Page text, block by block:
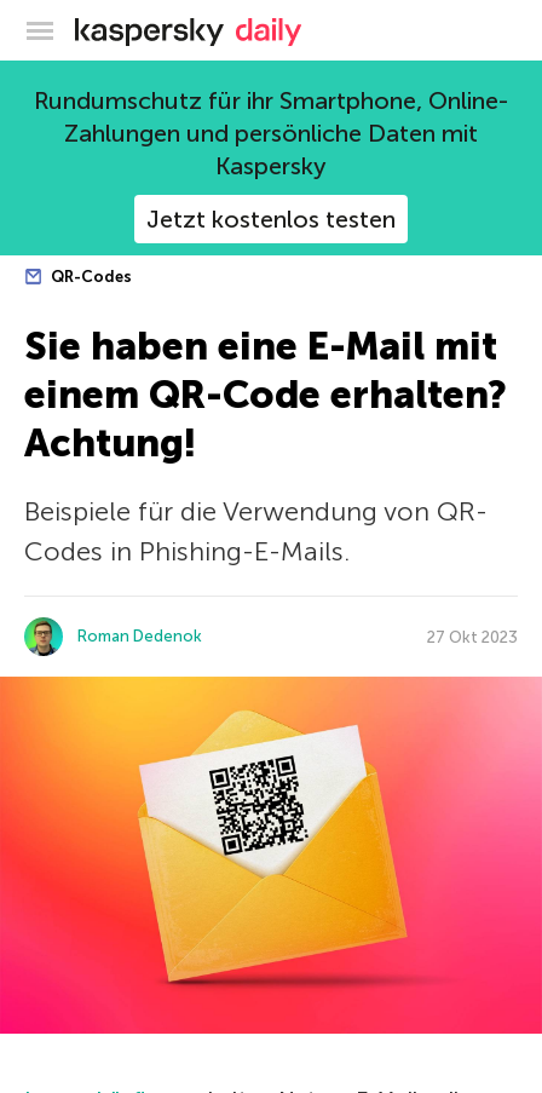
Offizieller Blog von Kaspersky
Rundumschutz für ihr Smartphone, Online-
Zahlungen und persönliche Daten mit
Kaspersky
Jetzt kostenlos testen
QR-Codes
Sie haben eine E-Mail mit
einem QR-Code erhalten?
Achtung!
Beispiele für die Verwendung von QR-
Codes in Phishing-E-Mails.
Roman Dedenok 27 Okt 2023